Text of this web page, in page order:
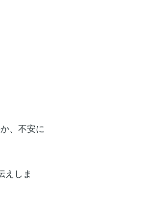
、不安に
えしま